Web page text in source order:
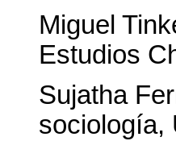
Miguel
Estudios
Sujatha
sociología,